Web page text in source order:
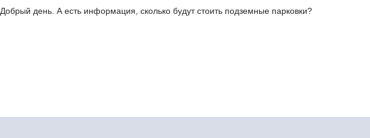
Добрый день. А есть информация, сколько будут стоить подземные парковки?